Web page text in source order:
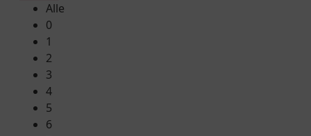
Alle
0
1
2
3
4
5
6